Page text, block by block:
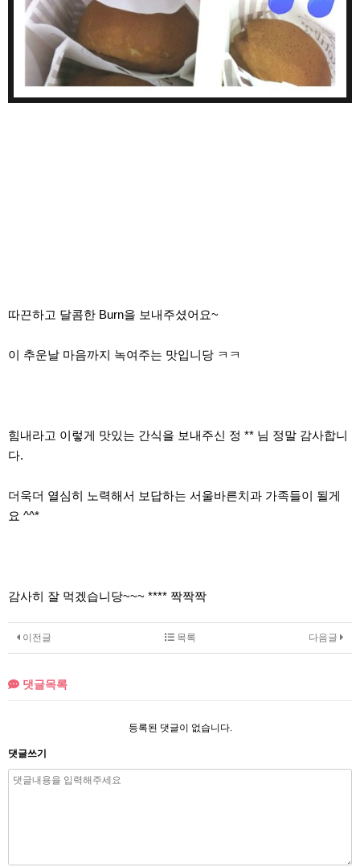
따끈하고 달콤한 Burn을 보내주셨어요~
이 추운날 마음까지 녹여주는 맛입니당 ㅋㅋ
힘내라고 이렇게 맛있는 간식을 보내주신 정 ** 님 정말 감사합니
다.
더욱더 열심히 노력해서 보답하는 서울바른치과 가족들이 될게
요 ^^*
감사히 잘 먹겠습니당~~~ **** 짝짝짝
이전글 다음글
목록
댓글목록
등록된 댓글이 없습니다.
댓글쓰기